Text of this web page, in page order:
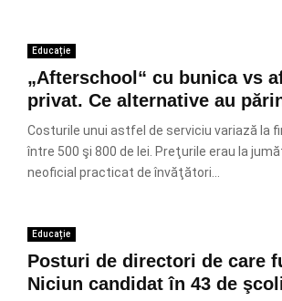
Educație
„Afterschool“ cu bunica vs
privat. Ce alternative au
Costurile unui astfel de serviciu variază la
între 500 şi 800 de lei. Preţurile erau la
neoficial practicat de învăţători...
Educație
Posturi de directori de care
Niciun candidat în 43 de